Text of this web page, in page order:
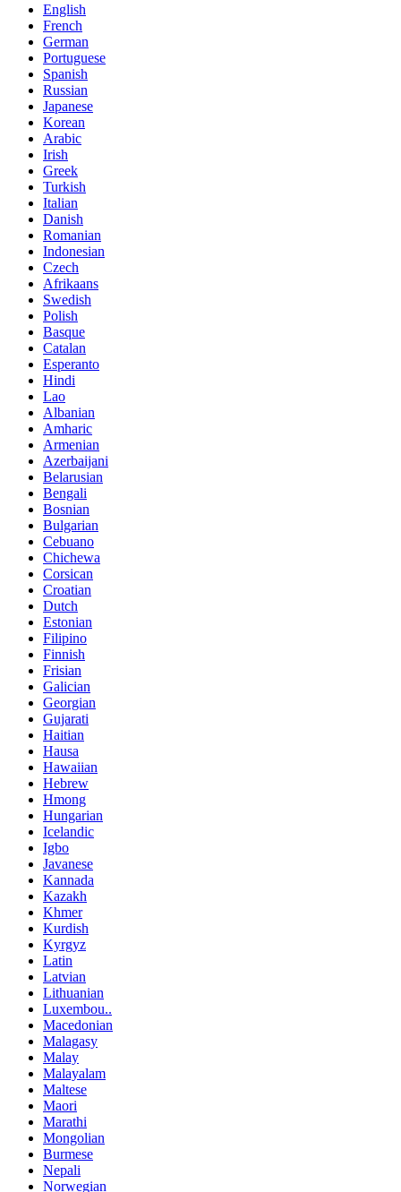
English
French
German
Portuguese
Spanish
Russian
Japanese
Korean
Arabic
Irish
Greek
Turkish
Italian
Danish
Romanian
Indonesian
Czech
Afrikaans
Swedish
Polish
Basque
Catalan
Esperanto
Hindi
Lao
Albanian
Amharic
Armenian
Azerbaijani
Belarusian
Bengali
Bosnian
Bulgarian
Cebuano
Chichewa
Corsican
Croatian
Dutch
Estonian
Filipino
Finnish
Frisian
Galician
Georgian
Gujarati
Haitian
Hausa
Hawaiian
Hebrew
Hmong
Hungarian
Icelandic
Igbo
Javanese
Kannada
Kazakh
Khmer
Kurdish
Kyrgyz
Latin
Latvian
Lithuanian
Luxembou..
Macedonian
Malagasy
Malay
Malayalam
Maltese
Maori
Marathi
Mongolian
Burmese
Nepali
Norwegian